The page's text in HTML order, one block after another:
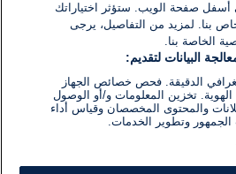
أسفل صفحة الويب. ستؤثر اختياراتك
بنا. لمزيد من التفاصيل، يرجى
الخاصة بنا.
البيانات لتقديم:
الدقيقة. فحص خصائص الجهاز
تخزين المعلومات و/أو الوصول
والمحتوى المخصصان وقياس أداء
الجمهور وتطوير الخدمات.